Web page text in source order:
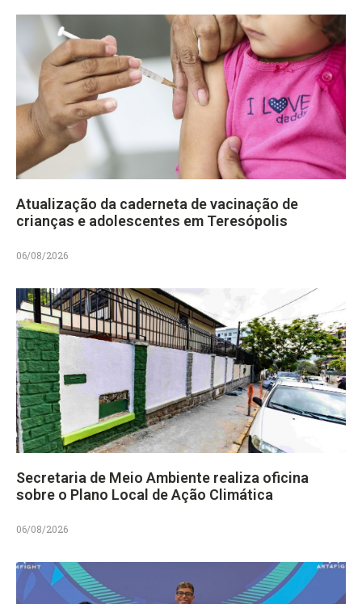
Atualização da caderneta de vacinação de
crianças e adolescentes em Teresópolis
06/08/2026
Secretaria de Meio Ambiente realiza oficina
sobre o Plano Local de Ação Climática
06/08/2026